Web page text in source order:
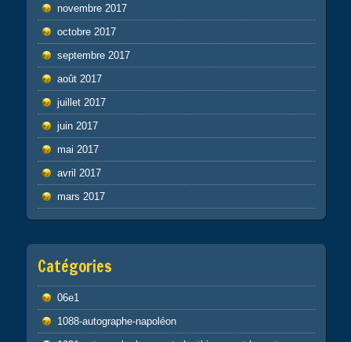
novembre 2017
octobre 2017
septembre 2017
août 2017
juillet 2017
juin 2017
mai 2017
avril 2017
mars 2017
Catégories
06e1
1088-autographe-napoléon